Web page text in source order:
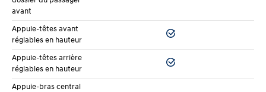
avant
Appuie-têtes avant
réglables en hauteur
Appuie-têtes arrière
réglables en hauteur
Appuie-bras central